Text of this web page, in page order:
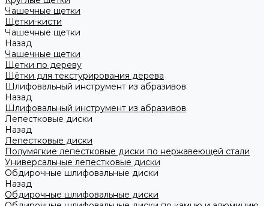
Чашечные щетки
Щетки-кисти
Чашечные щетки
Назад
Чашечные щетки
Щетки по дереву
Щётки для текстурирования дерева
Шлифовальный инструмент из абразивов
Назад
Шлифовальный инструмент из абразивов
Лепестковые диски
Назад
Лепестковые диски
Полумягкие лепестковые диски по нержавеющей стали
Универсальные лепестковые диски
Обдирочные шлифовальные диски
Назад
Обдирочные шлифовальные диски